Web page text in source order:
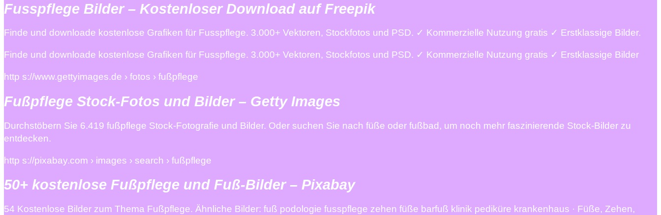
Fusspflege Bilder – Kostenloser Download auf Freepik
Finde und downloade kostenlose Grafiken für Fusspflege. 3.000+ Vektoren, Stockfotos und PSD. ✓ Kommerzielle Nutzung gratis ✓ Erstklassige Bilder.
Finde und downloade kostenlose Grafiken für Fusspflege. 3.000+ Vektoren, Stockfotos und PSD. ✓ Kommerzielle Nutzung gratis ✓ Erstklassige Bilder
http s://www.gettyimages.de › fotos › fußpflege
Fußpflege Stock-Fotos und Bilder – Getty Images
Durchstöbern Sie 6.419 fußpflege Stock-Fotografie und Bilder. Oder suchen Sie nach füße oder fußbad, um noch mehr faszinierende Stock-Bilder zu
entdecken.
http s://pixabay.com › images › search › fußpflege
50+ kostenlose Fußpflege und Fuß-Bilder – Pixabay
54 Kostenlose Bilder zum Thema Fußpflege. Ähnliche Bilder: fuß podologie fusspflege zehen füße barfuß klinik pediküre krankenhaus · Füße, Zehen,